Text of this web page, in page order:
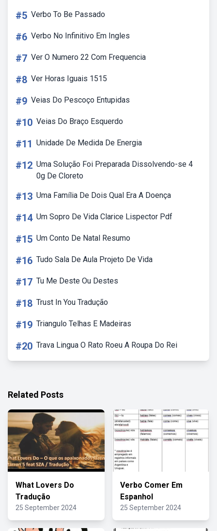
#5 Verbo To Be Passado
#6 Verbo No Infinitivo Em Ingles
#7 Ver O Numero 22 Com Frequencia
#8 Ver Horas Iguais 1515
#9 Veias Do Pescoço Entupidas
#10 Veias Do Braço Esquerdo
#11 Unidade De Medida De Energia
#12 Uma Solução Foi Preparada Dissolvendo-se 4
0g De Cloreto
#13 Uma Família De Dois Qual Era A Doença
#14 Um Sopro De Vida Clarice Lispector Pdf
#15 Um Conto De Natal Resumo
#16 Tudo Sala De Aula Projeto De Vida
#17 Tu Me Deste Ou Destes
#18 Trust In You Tradução
#19 Triangulo Telhas E Madeiras
#20 Trava Lingua O Rato Roeu A Roupa Do Rei
Related Posts
What Lovers Do
Tradução
25 September 2024
Verbo Comer Em
Espanhol
25 September 2024